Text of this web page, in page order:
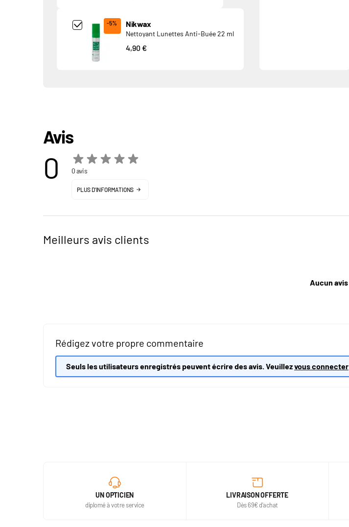
Add Product MjkwNDA= undefined
-5% Nikwax
Nettoyant Lunettes Anti-Buée 22 ml
4,90 €
Avis
0 0 avis
PLUS D'INFORMATIONS
Meilleurs avis clients
Aucun avis
Rédigez votre propre commentaire
Seuls les utilisateurs enregistrés peuvent écrire des avis. Veuillezvous connecter
UN OPTICIEN
diplomé à votre service
LIVRAISON OFFERTE
Dès 69€ d'achat